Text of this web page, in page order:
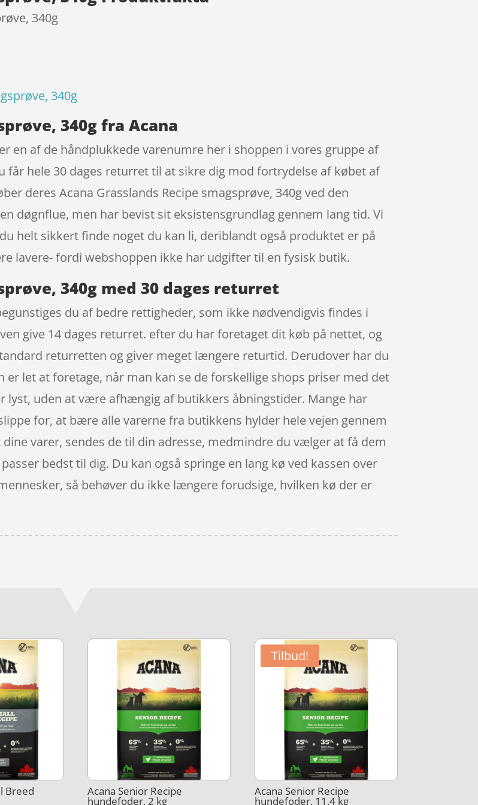
340g
340g
340g fra Acana
en af de håndplukkede varenumre her i shoppen i vores gruppe af
får hele 30 dages returret til at sikre dig mod fortrydelse af købet af
deres Acana Grasslands Recipe smagsprøve, 340g ved den
døgnflue, men har bevist sit eksistensgrundlag gennem lang tid. Vi
helt sikkert finde noget du kan li, deriblandt også produktet er på
lavere- fordi webshoppen ikke har udgifter til en fysisk butik.
340g med 30 dages returret
du af bedre rettigheder, som ikke nødvendigvis findes i
give 14 dages returret. efter du har foretaget dit køb på nettet, og
returretten og giver meget længere returtid. Derudover har du
let at foretage, når man kan se de forskellige shops priser med det
lyst, uden at være afhængig af butikkers åbningstider. Mange har
for, at bære alle varerne fra butikkens hylder hele vejen gennem
varer, sendes de til din adresse, medmindre du vælger at få dem
bedst til dig. Du kan også springe en lang kø ved kassen over
så behøver du ikke længere forudsige, hvilken kø der er
Breed Acana Senior Recipe
hundefoder, 2 kg
Tilbud!
Acana Senior Recipe
hundefoder, 11.4 kg